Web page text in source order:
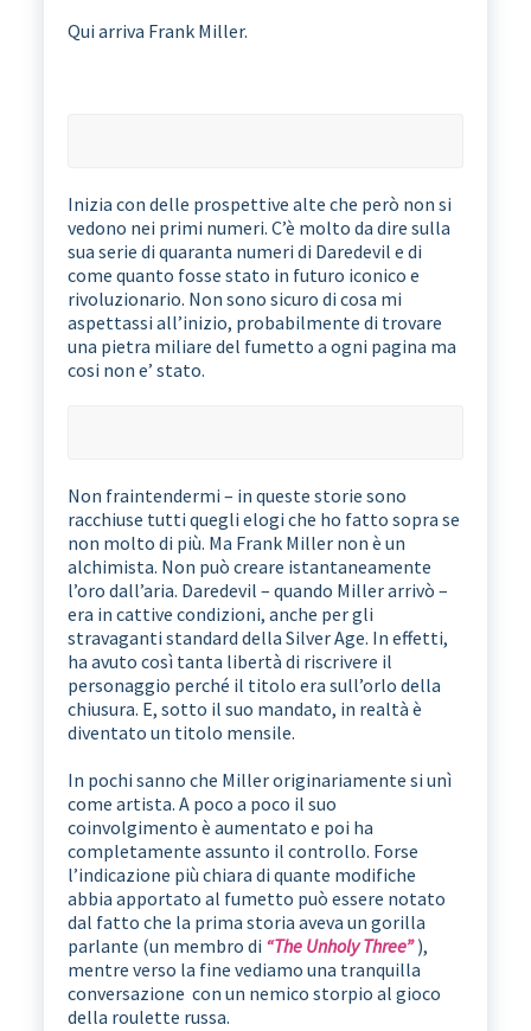
Qui arriva Frank Miller.
Inizia con delle prospettive alte che però non si
vedono nei primi numeri. C’è molto da dire sulla
sua serie di quaranta numeri di Daredevil e di
come quanto fosse stato in futuro iconico e
rivoluzionario. Non sono sicuro di cosa mi
aspettassi all’inizio, probabilmente di trovare
una pietra miliare del fumetto a ogni pagina ma
cosi non e’ stato.
Non fraintendermi – in queste storie sono
racchiuse tutti quegli elogi che ho fatto sopra se
non molto di più. Ma Frank Miller non è un
alchimista. Non può creare istantaneamente
l’oro dall’aria. Daredevil – quando Miller arrivò –
era in cattive condizioni, anche per gli
stravaganti standard della Silver Age. In effetti,
ha avuto così tanta libertà di riscrivere il
personaggio perché il titolo era sull’orlo della
chiusura. E, sotto il suo mandato, in realtà è
diventato un titolo mensile.
In pochi sanno che Miller originariamente si unì
come artista. A poco a poco il suo
coinvolgimento è aumentato e poi ha
completamente assunto il controllo. Forse
l’indicazione più chiara di quante modifiche
abbia apportato al fumetto può essere notato
dal fatto che la prima storia aveva un gorilla
parlante (un membro di “The Unholy Three”),
mentre verso la fine vediamo una tranquilla
conversazione con un nemico storpio al gioco
della roulette russa.